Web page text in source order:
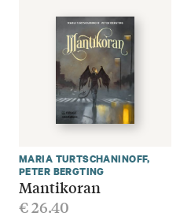
MARIA TURTSCHANINOFF,
PETER BERGTING
Mantikoran
€26.40